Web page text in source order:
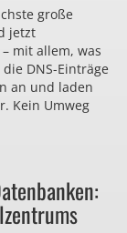
große
jetzt
mit allem, was
DNS-Einträge
an und laden
Kein Umweg